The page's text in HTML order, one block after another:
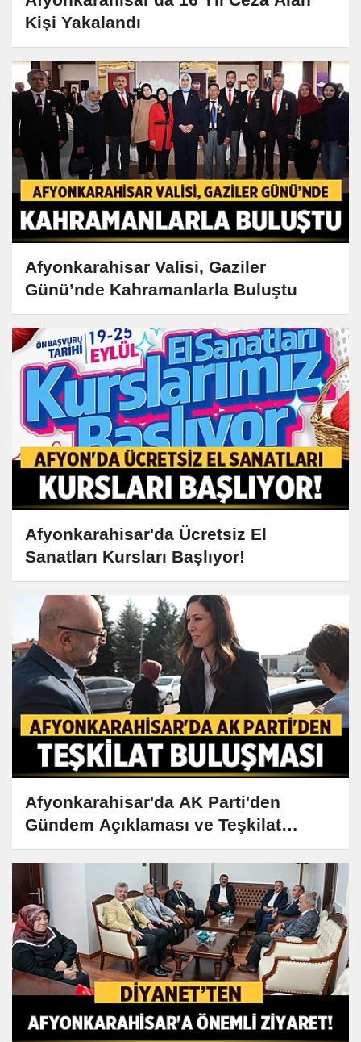
Kişi Yakalandı
Afyonkarahisar Valisi, Gaziler
Günü’nde Kahramanlarla Buluştu
Afyonkarahisar'da Ücretsiz El
Sanatları Kursları Başlıyor!
Afyonkarahisar'da AK Parti'den
Gündem Açıklaması ve Teşkilat
Buluşması